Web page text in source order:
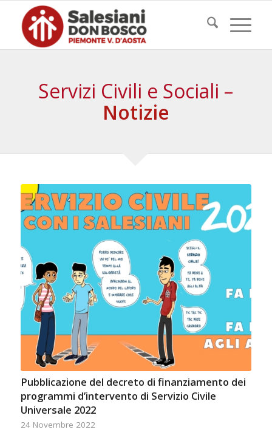
Servizi Civili e Sociali –
Notizie
Pubblicazione del decreto di finanziamento dei
programmi d’intervento di Servizio Civile
Universale 2022
24 Novembre 2022